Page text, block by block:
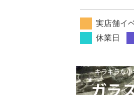
実店舗イ
休業日